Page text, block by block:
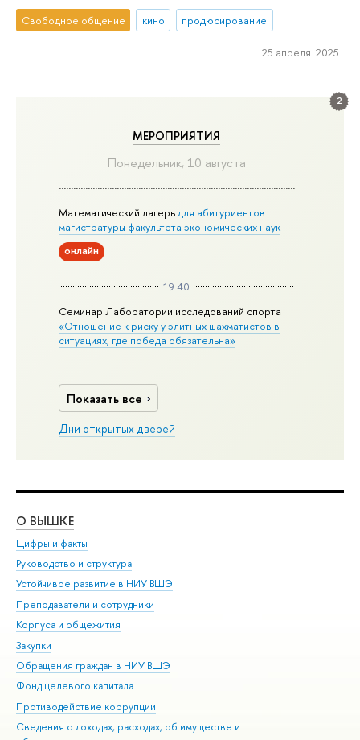
2
МЕРОПРИЯТИЯ
Понедельник, 10 августа
Математический лагерьдля абитуриентов
магистратуры факультета экономических наук
онлайн
19:40
Семинар Лаборатории исследований спорта
«Отношение к риску у элитных шахматистов в
ситуациях, где победа обязательна»
Показать все
Дни открытых дверей
Свободное общение кино продюсирование
25 апреля 2025
О ВЫШКЕ
Цифры и факты
Руководство и структура
Устойчивое развитие в НИУ ВШЭ
Преподаватели и сотрудники
Корпуса и общежития
Закупки
Обращения граждан в НИУ ВШЭ
Фонд целевого капитала
Противодействие коррупции
Сведения о доходах, расходах, об имуществе и